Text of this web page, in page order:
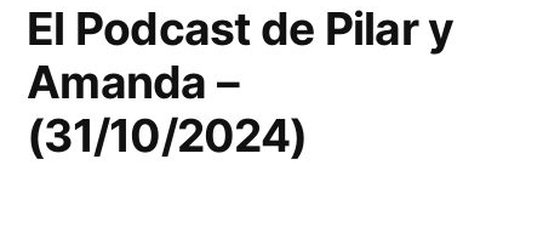
El Podcast de Pilar y
Amanda –
(31/10/2024)